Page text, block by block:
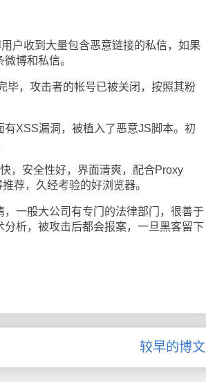
收到大量包含恶意链接的私信，如果
博和私信。
，攻击者的帐号已被关闭，按照其粉
XSS漏洞，被植入了恶意JS脚本。初
安全性好，界面清爽，配合Proxy
荐，久经考验的好浏览器。
一般大公司有专门的法律部门，很善于
析，被攻击后都会报案，一旦黑客留下
较早的博文